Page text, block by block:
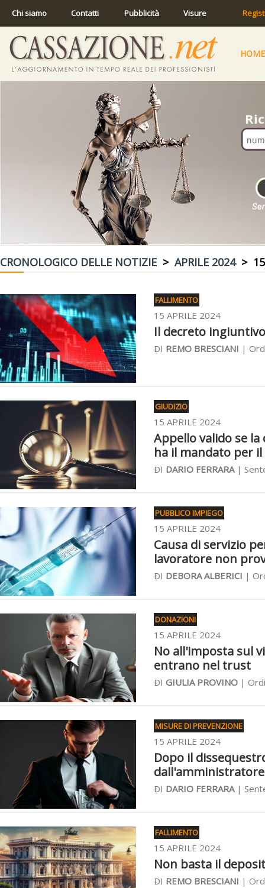
Chi siamo Contatti Pubblicità Visure
HOME
CRONOLOGICO DELLE NOTIZIE > APRILE 2024> 15
FALLIMENTO
15 APRILE 2024
Il decreto
DI REMO BRESCIANI |
GIUDIZIO
15 APRILE 2024
Appello valido se
ha il mandato per
DI DARIO FERRARA|
PUBBLICO IMPIEGO
15 APRILE 2024
Causa di servizio
lavoratore non
DI DEBORA ALBERICI |
DONAZIONI
15 APRILE 2024
No all'imposta sul
entrano nel trust
DI GIULIA PROVINO |
MISURE DI PREVENZIONE
15 APRILE 2024
Dopo il
DI DARIO FERRARA|
FALLIMENTO
15 APRILE 2024
Non basta il
DI REMO BRESCIANI |